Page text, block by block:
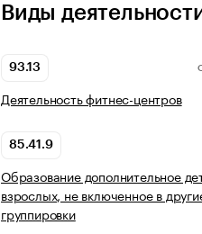
Виды
93.13
Деятельность фитнес-центров
85.41.9
Образование дополнительное
взрослых, не включенное в
группировки